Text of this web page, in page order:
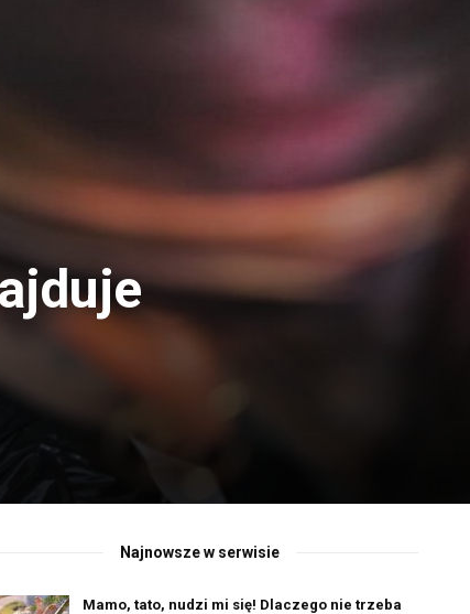
Najnowsze w serwisie
Mamo, tato, nudzi mi się! Dlaczego nie trzeba